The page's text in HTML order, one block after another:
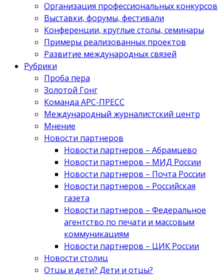
Организация профессиональных конкурсов
Выставки, форумы, фестивали
Конференции, круглые столы, семинары
Примеры реализованных проектов
Развитие международных связей
Рубрики
Проба пера
Золотой Гонг
Команда АРС-ПРЕСС
Международный журналистский центр
Мнение
Новости партнеров
Новости партнеров – Абрамцево
Новости партнеров – МИД России
Новости партнеров – Почта России
Новости партнеров – Российская
газета
Новости партнеров – Федеральное
агентство по печати и массовым
коммуникациям
Новости партнеров – ЦИК России
Новости столиц
Отцы и дети? Дети и отцы?